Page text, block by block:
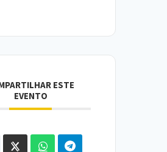
ESTE
EVENTO